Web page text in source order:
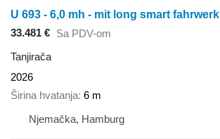
U 693 - 6,0 mh - mit long smart fahrwerk
33.481 € Sa PDV-om
Tanjirača
2026
Širina hvatanja 6 m
Njemačka, Hamburg